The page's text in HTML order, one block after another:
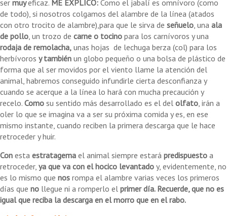
ser muyeficaz. ME EXPLICO: Como el jabalí es omnívoro (como
de todo), si nosotros colgamos del alambre de la línea (atados
con otro trocito de alambre),para que le sirva de señuelo, una ala
de pollo, un trozo de carne o tocino para los carnívoros y una
rodaja de remolacha, unas hojas de lechuga berza (col) para los
herbívoros y también un globo pequeño o una bolsa de plástico de
forma que al ser movidos por el viento llame la atención del
animal, habremos conseguido infundirle cierta desconfianza y
cuando se acerque a la línea lo hará con mucha precaución y
recelo. Como su sentido más desarrollado es el del olfato, irán a
oler lo que se imagina va a ser su próxima comida y es, en ese
mismo instante, cuando reciben la primera descarga que le hace
retroceder y huir.
Con esta estratagema el animal siempre estará predispuesto a
retroceder, ya que va con el hocico levantado y, evidentemente, no
es lo mismo que nos rompa el alambre varias veces los primeros
días que no llegue ni a romperlo el primer día. Recuerde, que no es
igual que reciba la descarga en el morro que en el rabo.